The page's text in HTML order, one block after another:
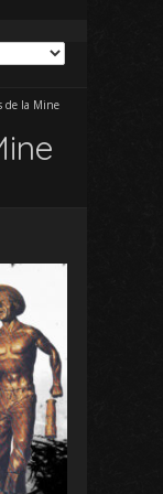
de la Mine